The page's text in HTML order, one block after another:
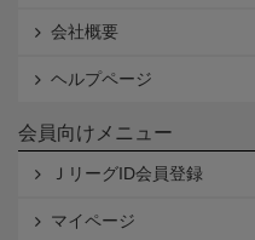
会社概要
ヘルプページ
会員向けメニュー
ＪリーグID会員登録
マイページ